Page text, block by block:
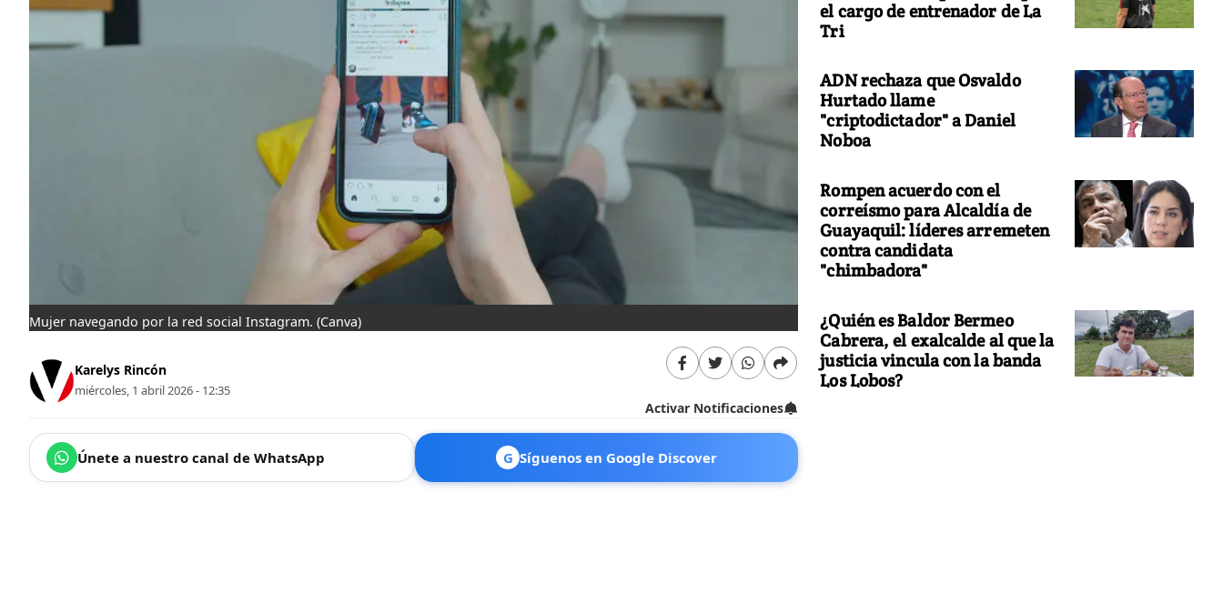
Mujer navegando por la red social Instagram. (Canva)
Karelys Rincón
miércoles, 1 abril 2026 - 12:35
Activar Notificaciones
Únete a nuestro canal de WhatsApp G Síguenos en Google Discover
el cargo de entrenador de La
Tri
ADN rechaza que Osvaldo
Hurtado llame
"criptodictador" a Daniel
Noboa
Rompen acuerdo con el
correísmo para Alcaldía de
Guayaquil: líderes arremeten
contra candidata
"chimbadora"
¿Quién es Baldor Bermeo
Cabrera, el exalcalde al que la
justicia vincula con la banda
Los Lobos?